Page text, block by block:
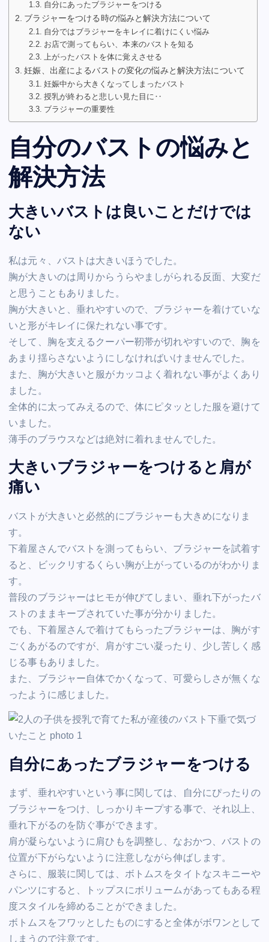
自分にあったブラジャーをつける
ブラジャーをつける時の悩みと解決方法について
自分ではブラジャーをキレイに着けにくい悩み
お店で測ってもらい、本来のバストを知る
上がったバストを体に覚えさせる
妊娠、出産によるバストの変化の悩みと解決方法について
妊娠中から大きくなってしまったバスト
授乳が終わると悲しい見た目に‥
ブラジャーの重要性
自分のバストの悩みと
解決方法
大きいバストは良いことだけでは
ない
私は元々、バストは大きいほうでした。
胸が大きいのは周りからうらやましがられる反面、大変だ
と思うこともありました。
胸が大きいと、垂れやすいので、ブラジャーを着けていな
いと形がキレイに保たれない事です。
そして、胸を支えるクーパー靭帯が切れやすいので、胸を
あまり揺らさないようにしなければいけませんでした。
また、胸が大きいと服がカッコよく着れない事がよくあり
ました。
全体的に太ってみえるので、体にピタッとした服を避けて
いました。
薄手のブラウスなどは絶対に着れませんでした。
大きいブラジャーをつけると肩が
痛い
バストが大きいと必然的にブラジャーも大きめになりま
す。
下着屋さんでバストを測ってもらい、ブラジャーを試着す
ると、ビックリするくらい胸が上がっているのがわかりま
す。
普段のブラジャーはヒモが伸びてしまい、垂れ下がったバ
ストのままキープされていた事が分かりました。
でも、下着屋さんで着けてもらったブラジャーは、胸がす
ごくあがるのですが、肩がすごい凝ったり、少し苦しく感
じる事もありました。
また、ブラジャー自体でかくなって、可愛らしさが無くな
ったように感じました。
自分にあったブラジャーをつける
まず、垂れやすいという事に関しては、自分にぴったりの
ブラジャーをつけ、しっかりキープする事で、それ以上、
垂れ下がるのを防ぐ事ができます。
肩が凝らないように肩ひもを調整し、なおかつ、バストの
位置が下がらないように注意しながら伸ばします。
さらに、服装に関しては、ボトムスをタイトなスキニーや
パンツにすると、トップスにボリュームがあってもある程
度スタイルを締めることができました。
ボトムスをフワッとしたものにすると全体がボワンとして
しまうので注意です。